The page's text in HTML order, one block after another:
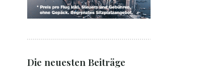
Die neuesten Beiträge